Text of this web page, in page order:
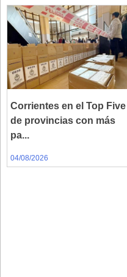
Corrientes en el Top Five
de provincias con más
pa...
04/08/2026